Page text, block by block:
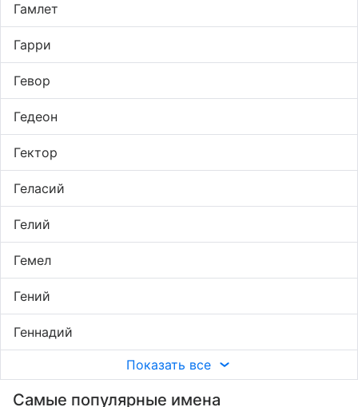
Гамлет
Гарри
Гевор
Гедеон
Гектор
Геласий
Гелий
Гемел
Гений
Геннадий
Показать все
Самые популярные имена